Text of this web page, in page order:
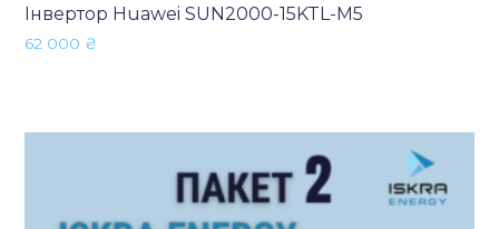
Інвертор Huawei SUN2000-15KTL-M5
62 000 ₴